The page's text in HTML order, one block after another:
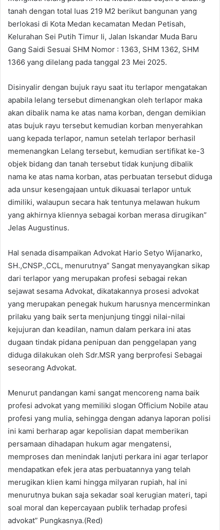
tanah dengan total luas 219 M2 berikut bangunan yang
berlokasi di Kota Medan kecamatan Medan Petisah,
Kelurahan Sei Putih Timur Ii, Jalan Iskandar Muda Baru
Gang Saidi Sesuai SHM Nomor : 1363, SHM 1362, SHM
1366 yang dilelang pada tanggal 23 Mei 2025.
Disinyalir dengan bujuk rayu saat itu terlapor mengatakan
apabila lelang tersebut dimenangkan oleh terlapor maka
akan dibalik nama ke atas nama korban, dengan demikian
atas bujuk rayu tersebut kemudian korban menyerahkan
uang kepada terlapor, namun setelah terlapor berhasil
memenangkan Lelang tersebut, kemudian sertifikat ke-3
objek bidang dan tanah tersebut tidak kunjung dibalik
nama ke atas nama korban, atas perbuatan tersebut diduga
ada unsur kesengajaan untuk dikuasai terlapor untuk
dimiliki, walaupun secara hak tentunya melawan hukum
yang akhirnya kliennya sebagai korban merasa dirugikan”
Jelas Augustinus.
Hal senada disampaikan Advokat Hario Setyo Wijanarko,
SH.,CNSP.,CCL, menurutnya” Sangat menyayangkan sikap
dari terlapor yang merupakan profesi sebagai rekan
sejawat sesama Advokat, dikatakannya prosesi advokat
yang merupakan penegak hukum harusnya mencerminkan
prilaku yang baik serta menjunjung tinggi nilai-nilai
kejujuran dan keadilan, namun dalam perkara ini atas
dugaan tindak pidana penipuan dan penggelapan yang
diduga dilakukan oleh Sdr.MSR yang berprofesi Sebagai
seseorang Advokat.
Menurut pandangan kami sangat mencoreng nama baik
profesi advokat yang memiliki slogan Officium Nobile atau
profesi yang mulia, sehingga dengan adanya laporan polisi
ini kami berharap agar kepolisian dapat memberikan
persamaan dihadapan hukum agar mengatensi,
memproses dan menindak lanjuti perkara ini agar terlapor
mendapatkan efek jera atas perbuatannya yang telah
merugikan klien kami hingga milyaran rupiah, hal ini
menurutnya bukan saja sekadar soal kerugian materi, tapi
soal moral dan kepercayaan publik terhadap profesi
advokat” Pungkasnya.(Red)